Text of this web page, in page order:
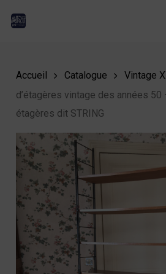
Accueil Catalogue Vintage
d’étagères vintage des années 50
étagères dit STRING